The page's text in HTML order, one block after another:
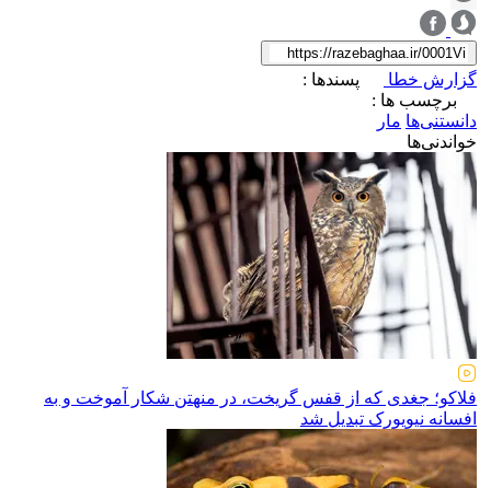
گزارش خطا
پسندها :
برچسب ها :
دانستنی‌ها مار
خواندنی‌ها
فلاکو؛ جغدی که از قفس گریخت، در منهتن شکار آموخت و به
افسانه نیویورک تبدیل شد